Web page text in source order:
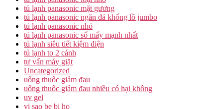
tủ lạnh panasonic mặt gương
tủ lạnh panasonic ngăn đá khổng lồ jumbo
tủ lạnh panasonic nhỏ
tủ lạnh panasonic số mấy mạnh nhất
tủ lạnh siêu tiết kiệm điện
tủ lạnh to 2 cánh
tư vấn máy giặt
Uncategorized
uống thuốc giảm đau
uống thuốc giảm đau nhiều có hại không
uv gel
vi sao be bi ho